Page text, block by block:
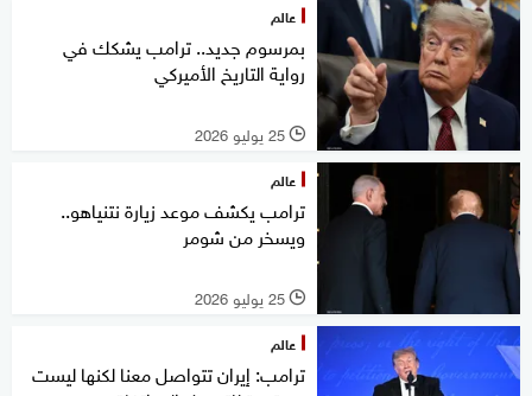
عالم
بمرسوم جديد.. ترامب يشكك في
رواية التاريخ الأميركي
l 25 يوليو 2026
عالم
ترامب يكشف موعد زيارة نتنياهو..
ويسخر من شومر
l 25 يوليو 2026
عالم
ترامب: إيران تتواصل معنا لكنها ليست